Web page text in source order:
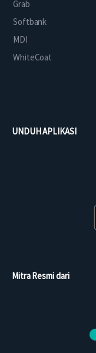
Grab
Softbank
MDI
WhiteCoat
UNDUH APLIKASI
Mitra Resmi dari